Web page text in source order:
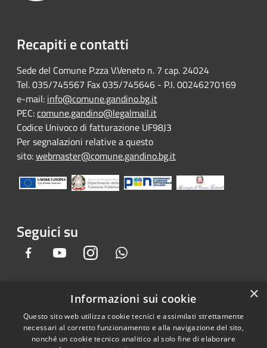
Recapiti e contatti
Sede del Comune P.zza V.Veneto n. 7 cap. 24024
Tel. 035/745567 Fax 035/745646 - P.I. 00246270169
e-mail: info@comune.gandino.bg.it
PEC:comune.gandino@legalmail.it
Codice Univoco di fatturazione UF98J3
Per segnalazioni relative a questo
sito:webmaster@comune.gandino.bg.it
Seguici su
Facebook YoutubeInstagram
Accessibilità
Privacy
Gandino • Powered by
Municipium•Accesso
×
Informazioni sui cookie
Questo sito web utilizza cookie tecnici e assimilati strettamente
necessari al corretto funzionamento e alla navigazione del sito,
nonché un cookie tecnico analitico al solo fine di elaborare